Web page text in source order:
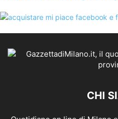
CHI